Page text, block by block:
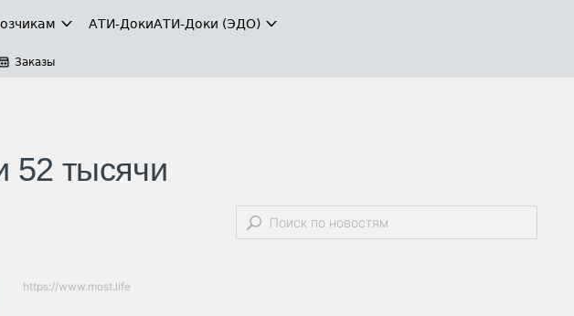
АТИ-ДокиАТИ-Доки (ЭДО)
Заказы
52 тысячи
https://www.most.life